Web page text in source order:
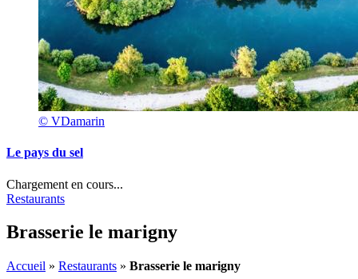
© VDamarin
Le pays du sel
Chargement en cours...
Restaurants
Brasserie le marigny
Accueil » Restaurants » Brasserie le marigny